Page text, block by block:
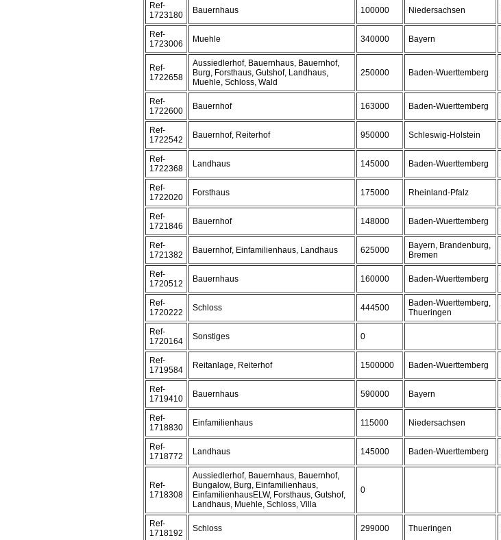
Ref-
1723180
Bauernhaus 100000 Niedersachsen
Ref-
1723006
Muehle 340000 Bayern
Ref-
1722658
Aussiedlerhof, Bauernhaus, Bauernhof,
Burg, Forsthaus, Gutshof, Landhaus,
Muehle, Schloss, Wald
250000 Baden-Wuerttemberg
Ref-
1722600
Bauernhof 163000 Baden-Wuerttemberg
Ref-
1722542
Bauernhof, Reiterhof 950000 Schleswig-Holstein
Ref-
1722368
Landhaus 145000 Baden-Wuerttemberg
Ref-
1722020
Forsthaus 175000 Rheinland-Pfalz
Ref-
1721846
Bauernhof 148000 Baden-Wuerttemberg
Ref-
1721382
Bauernhof, Einfamilienhaus, Landhaus 625000
Bayern, Brandenburg,
Bremen
Ref-
1720512
Bauernhaus 160000 Baden-Wuerttemberg
Ref-
1720222
Schloss 444500
Baden-Wuerttemberg,
Thueringen
Ref-
1720164
Sonstiges 0
Ref-
1719584
Reitanlage, Reiterhof 1500000 Baden-Wuerttemberg
Ref-
1719410
Bauernhaus 590000 Bayern
Ref-
1718830
Einfamilienhaus 115000 Niedersachsen
Ref-
1718772
Landhaus 145000 Baden-Wuerttemberg
Ref-
1718308
Aussiedlerhof, Bauernhaus, Bauernhof,
Bungalow, Burg, Einfamilienhaus,
EinfamilienhausELW, Forsthaus, Gutshof,
Landhaus, Muehle, Schloss, Villa
0
Ref-
1718192
Schloss 299000 Thueringen